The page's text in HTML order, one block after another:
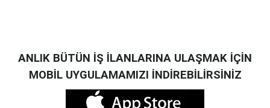
ANLIK BÜTÜN İŞ İLANLARINA ULAŞMAK İÇİN
MOBİL UYGULAMAMIZI İNDİREBİLİRSİNİZ